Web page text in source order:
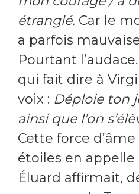
étranglé. Car le
a parfois
Pourtant
qui fait dire à
voix : Déploie ton
ainsi que l’on
Cette force
étoiles en
Éluard affirmait,